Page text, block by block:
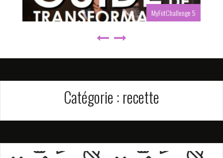
MyFiitChallenge 5
Catégorie : recette